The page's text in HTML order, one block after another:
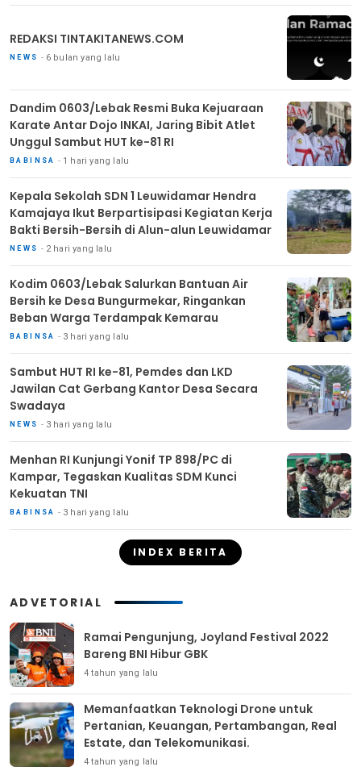
REDAKSI TINTAKITANEWS.COM
NEWS 6 bulan yang lalu
Dandim 0603/Lebak Resmi Buka Kejuaraan
Karate Antar Dojo INKAI, Jaring Bibit Atlet
Unggul Sambut HUT ke-81 RI
BABINSA 1 hari yang lalu
Kepala Sekolah SDN 1 Leuwidamar Hendra
Kamajaya Ikut Berpartisipasi Kegiatan Kerja
Bakti Bersih-Bersih di Alun-alun Leuwidamar
NEWS 2 hari yang lalu
Kodim 0603/Lebak Salurkan Bantuan Air
Bersih ke Desa Bungurmekar, Ringankan
Beban Warga Terdampak Kemarau
BABINSA 3 hari yang lalu
Sambut HUT RI ke-81, Pemdes dan LKD
Jawilan Cat Gerbang Kantor Desa Secara
Swadaya
NEWS 3 hari yang lalu
Menhan RI Kunjungi Yonif TP 898/PC di
Kampar, Tegaskan Kualitas SDM Kunci
Kekuatan TNI
BABINSA 3 hari yang lalu
INDEX BERITA
ADVETORIAL
Ramai Pengunjung, Joyland Festival 2022
Bareng BNI Hibur GBK
4 tahun yang lalu
Memanfaatkan Teknologi Drone untuk
Pertanian, Keuangan, Pertambangan, Real
Estate, dan Telekomunikasi.
4 tahun yang lalu